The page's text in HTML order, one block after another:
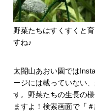
野菜たちはすくすくと
すね♪
太閤山あおい園では
ージには載っていない
す。野菜たちの生長の
ますよ！検索画面で「